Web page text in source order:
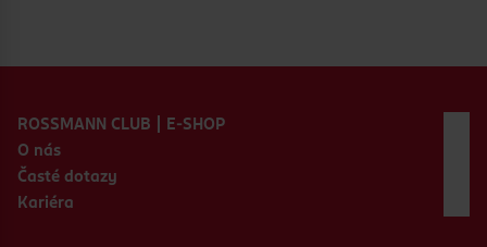
ROSSMANN CLUB | E-SHOP
O nás
Časté dotazy
Kariéra